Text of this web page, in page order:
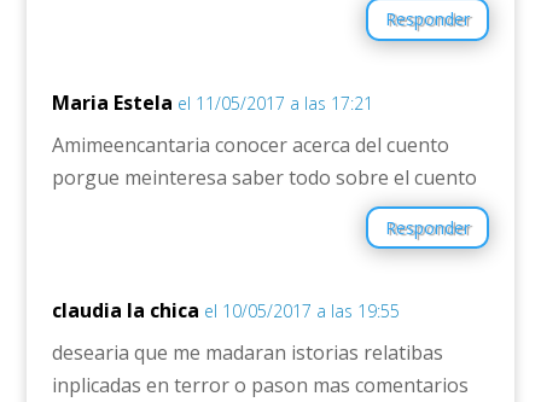
Responder
Maria Estela el 11/05/2017 a las 17:21
Amimeencantaria conocer acerca del cuento
porgue meinteresa saber todo sobre el cuento
Responder
claudia la chica el 10/05/2017 a las 19:55
desearia que me madaran istorias relatibas
inplicadas en terror o pason mas comentarios